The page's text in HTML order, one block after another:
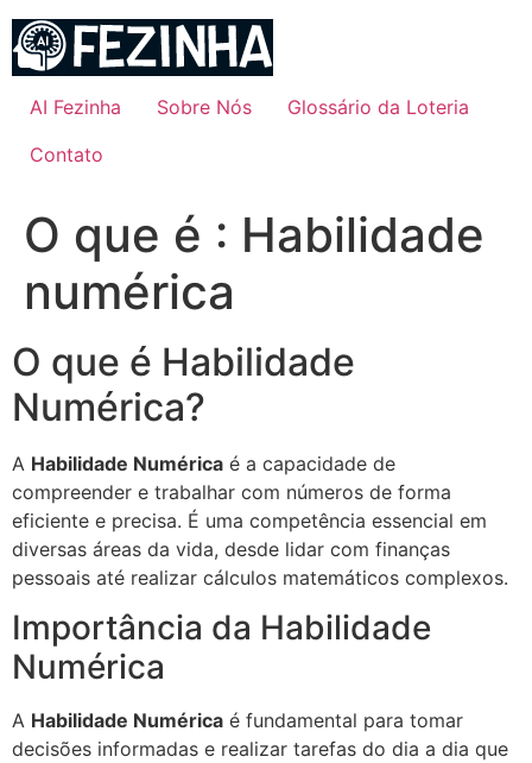
para
conteúdo
AI Fezinha Sobre Nós
Glossário da Loteria
Contato
O que é : Habilidade
numérica
O que é Habilidade
Numérica?
A Habilidade Numérica é a capacidade de
compreender e trabalhar com números de forma
eficiente e precisa. É uma competência essencial em
diversas áreas da vida, desde lidar com finanças
pessoais até realizar cálculos matemáticos complexos.
Importância da Habilidade
Numérica
A Habilidade Numérica é fundamental para tomar
decisões informadas e realizar tarefas do dia a dia que